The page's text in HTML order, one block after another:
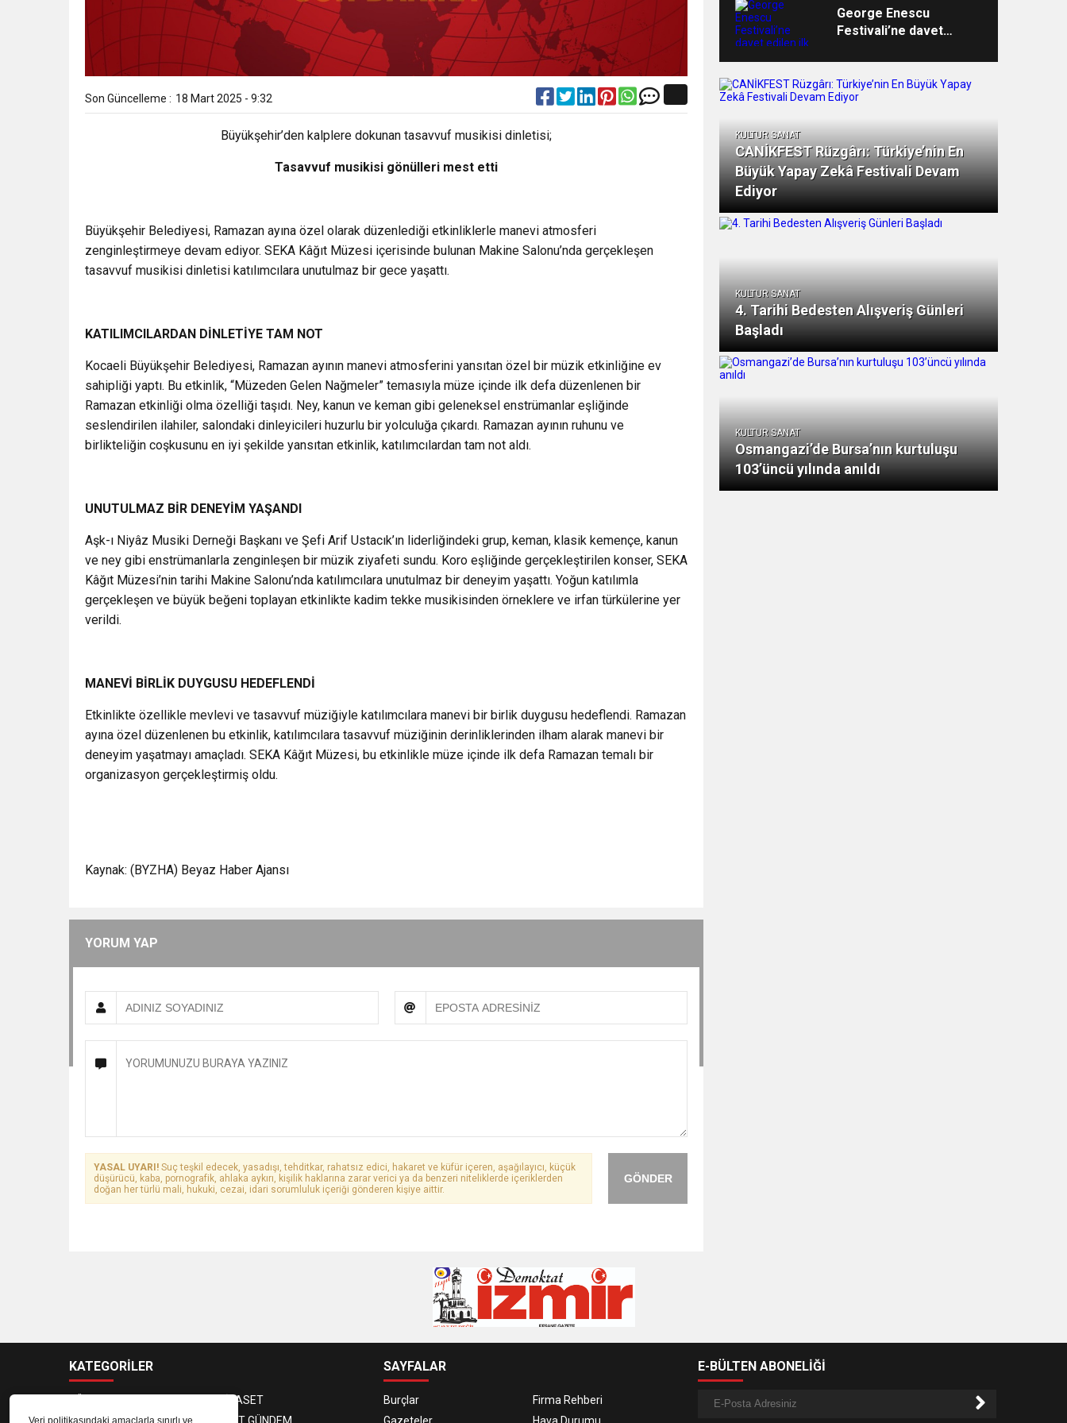
Veri politikasındaki amaçlarla sınırlı ve
Son Güncelleme : 18 Mart 2025 - 9:32
Büyükşehir’den kalplere dokunan tasavvuf musikisi dinletisi;
Tasavvuf musikisi gönülleri mest etti
Büyükşehir Belediyesi, Ramazan ayına özel olarak düzenlediği etkinliklerle manevi atmosferi
zenginleştirmeye devam ediyor. SEKA Kâğıt Müzesi içerisinde bulunan Makine Salonu’nda gerçekleşen
tasavvuf musikisi dinletisi katılımcılara unutulmaz bir gece yaşattı.
KATILIMCILARDAN DİNLETİYE TAM NOT
Kocaeli Büyükşehir Belediyesi, Ramazan ayının manevi atmosferini yansıtan özel bir müzik etkinliğine ev
sahipliği yaptı. Bu etkinlik, “Müzeden Gelen Nağmeler” temasıyla müze içinde ilk defa düzenlenen bir
Ramazan etkinliği olma özelliği taşıdı. Ney, kanun ve keman gibi geleneksel enstrümanlar eşliğinde
seslendirilen ilahiler, salondaki dinleyicileri huzurlu bir yolculuğa çıkardı. Ramazan ayının ruhunu ve
birlikteliğin coşkusunu en iyi şekilde yansıtan etkinlik, katılımcılardan tam not aldı.
UNUTULMAZ BİR DENEYİM YAŞANDI
Aşk-ı Niyâz Musiki Derneği Başkanı ve Şefi Arif Ustacık’ın liderliğindeki grup, keman, klasik kemençe, kanun
ve ney gibi enstrümanlarla zenginleşen bir müzik ziyafeti sundu. Koro eşliğinde gerçekleştirilen konser, SEKA
Kâğıt Müzesi’nin tarihi Makine Salonu’nda katılımcılara unutulmaz bir deneyim yaşattı. Yoğun katılımla
gerçekleşen ve büyük beğeni toplayan etkinlikte kadim tekke musikisinden örneklere ve irfan türkülerine yer
verildi.
MANEVİ BİRLİK DUYGUSU HEDEFLENDİ
Etkinlikte özellikle mevlevi ve tasavvuf müziğiyle katılımcılara manevi bir birlik duygusu hedeflendi. Ramazan
ayına özel düzenlenen bu etkinlik, katılımcılara tasavvuf müziğinin derinliklerinden ilham alarak manevi bir
deneyim yaşatmayı amaçladı. SEKA Kâğıt Müzesi, bu etkinlikle müze içinde ilk defa Ramazan temalı bir
organizasyon gerçekleştirmiş oldu.
Kaynak: (BYZHA) Beyaz Haber Ajansı
YORUM YAP
GÖNDER
YASAL UYARI! Suç teşkil edecek, yasadışı, tehditkar, rahatsız edici, hakaret ve küfür içeren, aşağılayıcı, küçük
düşürücü, kaba, pornografik, ahlaka aykırı, kişilik haklarına zarar verici ya da benzeri niteliklerde içeriklerden
doğan her türlü mali, hukuki, cezai, idari sorumluluk içeriği gönderen kişiye aittir.
George Enescu
Festivali’ne davet
orkestrası İDSO
alkışlarla yurda döndü
KULTUR SANAT
CANİKFEST Rüzgârı: Türkiye’nin En
Büyük Yapay Zekâ Festivali Devam
Ediyor
KULTUR SANAT
4. Tarihi Bedesten Alışveriş Günleri
Başladı
KULTUR SANAT
Osmangazi’de Bursa’nın kurtuluşu
103’üncü yılında anıldı
KATEGORİLER
SİYASET
SAYFALAR
Burçlar
Firma Rehberi
E-BÜLTEN ABONELİĞİ